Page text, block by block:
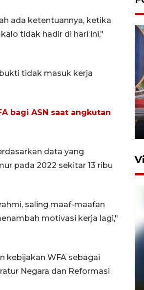
ada ketentuannya, ketika
tidak hadir di hari ini,"
tidak masuk kerja
bagi ASN saat angkutan
data yang
pada 2022 sekitar 13 ribu
saling maaf-maafan
motivasi kerja lagi,"
kebijakan WFA sebagai
Negara dan Reformasi
Bogor
Filaha Farm setia
8 tahan?